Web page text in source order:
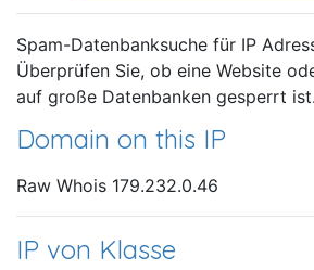
Spam-Datenbanksuche für IP
Überprüfen Sie, ob eine Website
auf große Datenbanken gesperrt ist.
Domain on this IP
Raw Whois 179.232.0.46
IP von Klasse